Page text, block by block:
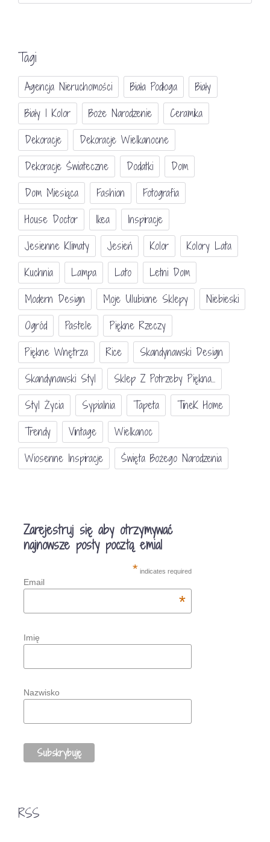
Tagi
Agencja Nieruchomości Biała Podłoga
Biały
Biały I Kolor
Boże Narodzenie
Ceramika
Dekoracje
Dekoracje Wielkanocne
Dekoracje Świateczne
Dodatki
Dom
Dom Miesiąca
Fashion
Fotografia
House Doctor
Ikea
Inspiracje
Jesienne Klimaty
Jesień Kolor
Kolory Lata
Kuchnia
Lampa Lato
Letni Dom
Modern Design
Moje Ulubione Sklepy
Niebieski
Ogród
Pastele
Piękne Rzeczy
Piękne Wnętrza
Rice
Skandynawski Design
Skandynawski Styl
Sklep Z Potrzeby Piękna...
Styl Życia
Sypialnia Tapeta
TineK Home
Trendy
Vintage
Wielkanoc
Wiosenne Inspiracje
Święta Bożego Narodzenia
Zarejestruj się aby otrzymywać
najnowsze posty pocztą emial
* indicates required
Email
*
Imię
Nazwisko
RSS